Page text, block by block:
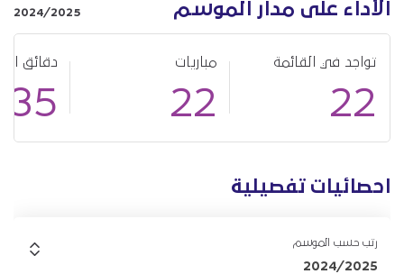
الأداء على مدار الموسم 2024/2025
تواجد في القائمة
22
مباريات
22
دقائق
احصائيات تفصيلية
رتب حسب الموسم
2024/2025